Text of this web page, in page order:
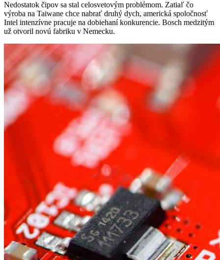
Nedostatok čipov sa stal celosvetovým problémom. Zatiaľ čo
výroba na Taiwane chce nabrať druhý dych, americká spoločnosť
Intel intenzívne pracuje na dobiehaní konkurencie. Bosch medzitým
už otvoril novú fabriku v Nemecku.